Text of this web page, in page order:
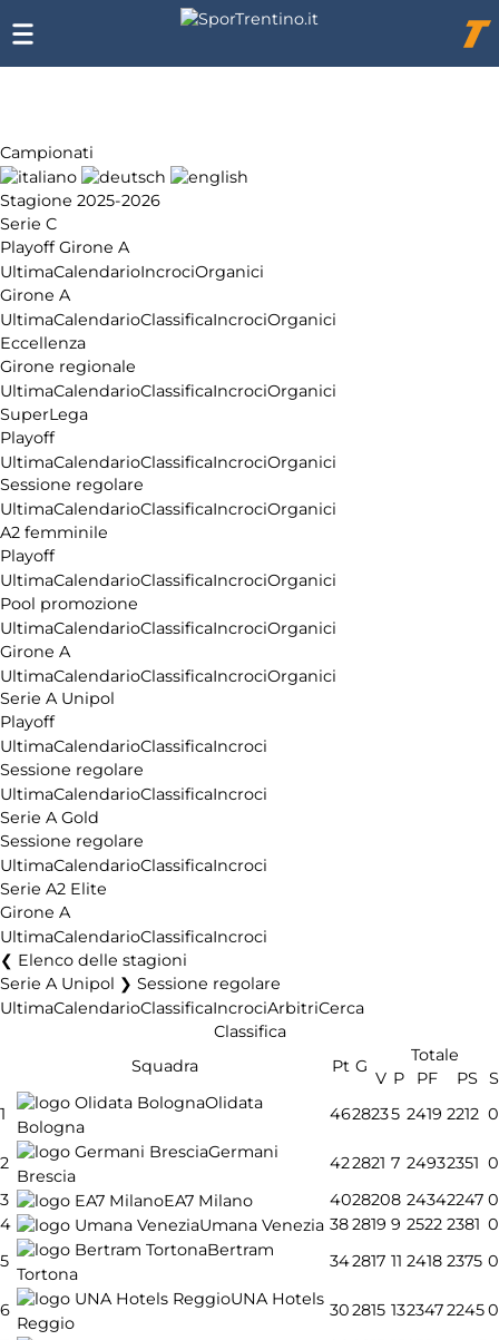
Campionati
Stagione 2025-2026
Serie C
Playoff Girone A
UltimaCalendarioIncrociOrganici
Girone A
UltimaCalendarioClassificaIncrociOrganici
Eccellenza
Girone regionale
UltimaCalendarioClassificaIncrociOrganici
SuperLega
Playoff
UltimaCalendarioClassificaIncrociOrganici
Sessione regolare
UltimaCalendarioClassificaIncrociOrganici
A2 femminile
Playoff
UltimaCalendarioClassificaIncrociOrganici
Pool promozione
UltimaCalendarioClassificaIncrociOrganici
Girone A
UltimaCalendarioClassificaIncrociOrganici
Serie A Unipol
Playoff
UltimaCalendarioClassificaIncroci
Sessione regolare
UltimaCalendarioClassificaIncroci
Serie A Gold
Sessione regolare
UltimaCalendarioClassificaIncroci
Serie A2 Elite
Girone A
UltimaCalendarioClassificaIncroci
Elenco delle stagioni
Serie A Unipol ❯ Sessione regolare
UltimaCalendarioClassificaIncrociArbitriCerca
Classifica
Squadra
Pt G
Totale
V P PF PS S
1
Olidata
Bologna
4628235 2419 2212 0
2
Germani
Brescia
422821 7 24932351 0
3
EA7 Milano 4028208 24342247 0
4
Umana Venezia 382819 9 2522 2381 0
5
Bertram
Tortona
342817 11 2418 2375 0
6
UNA Hotels
Reggio
302815 13234722450
Chi
siamo
Affiliazione